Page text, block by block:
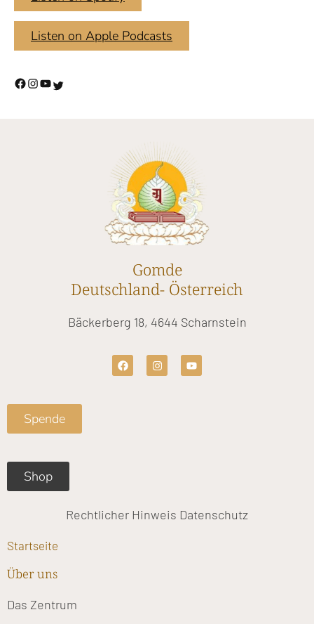
Listen on Apple Podcasts
Gomde
Deutschland- Österreich
Bäckerberg 18, 4644 Scharnstein
F
a
c
I
n
s
Y
o
u
Spende
Shop
Rechtlicher Hinweis Datenschutz
Startseite
Über uns
Das Zentrum